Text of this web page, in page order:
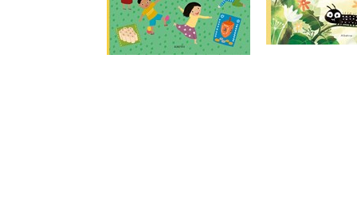
Do košíku
199 Kč
Do